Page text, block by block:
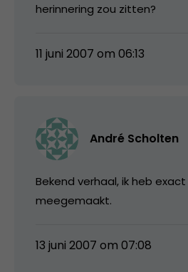
herinnering zou zitten?
11 juni 2007 om 06:13
André Scholten
Bekend verhaal, ik heb
meegemaakt.
13 juni 2007 om 07:08